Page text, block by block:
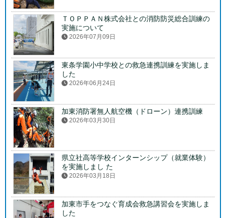
ＴＯＰＰＡＮ株式会社との消防防災総合訓練の
実施について
2026年07月09日
東条学園小中学校との救急連携訓練を実施しま
した
2026年06月24日
加東消防署無人航空機（ドローン）連携訓練
2026年03月30日
県立社高等学校インターンシップ（就業体験）
を実施しまし た
2026年03月18日
加東市手をつなぐ育成会救急講習会を実施しま
した